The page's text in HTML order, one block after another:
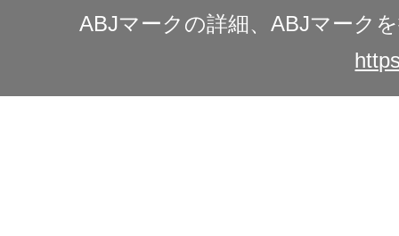
ABJマークの詳細、ABJマーク